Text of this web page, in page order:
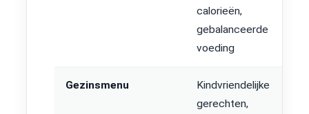
calorieën,
gebalanceerde
voeding
Gezinsmenu
Kindvriendelijke
gerechten,